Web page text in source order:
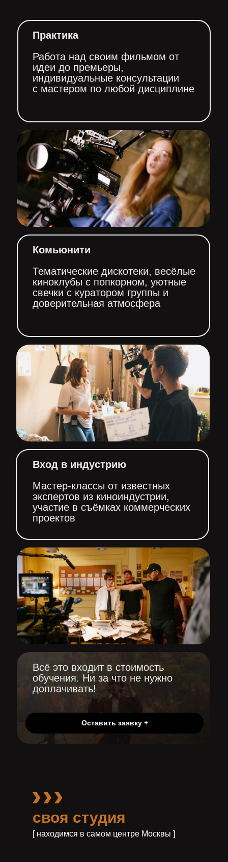
Практика
Работа над своим фильмом от
идеи до премьеры,
индивидуальные консультации
с мастером по любой дисциплине
Комьюнити
Тематические дискотеки, весёлые
киноклубы с попкорном, уютные
свечки с куратором группы и
доверительная атмосфера
Оставить заявку +
Всё это входит в стоимость
обучения. Ни за что не нужно
доплачивать!
Вход в индустрию
Мастер-классы от известных
экспертов из киноиндустрии,
участие в съёмках коммерческих
проектов
[ находимся в самом центре Москвы ]
своя студия